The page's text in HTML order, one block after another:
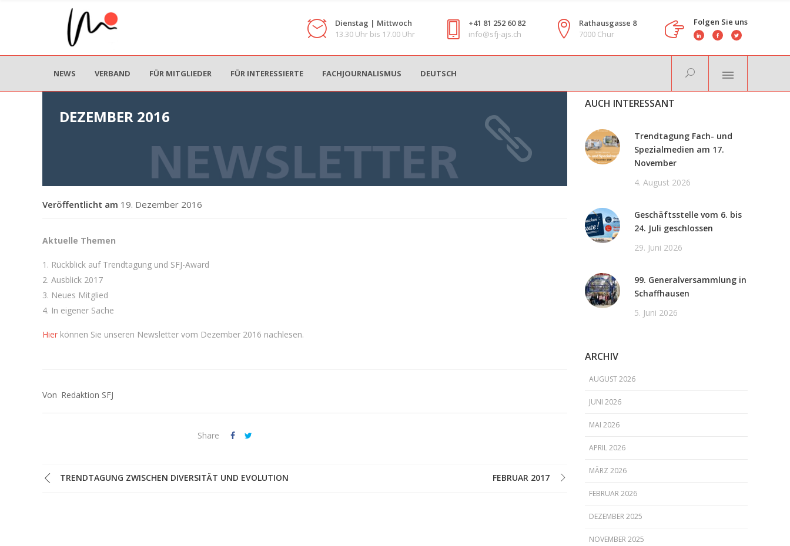
Dienstag | Mittwoch
13.30 Uhr bis 17.00 Uhr
+41 81 252 60 82
info@sfj-ajs.ch
Rathausgasse 8
7000 Chur
Folgen Sie uns
NEWS VERBAND FÜR MITGLIEDER FÜR INTERESSIERTE FACHJOURNALISMUS DEUTSCH
DEZEMBER 2016
19. Dezember 2016
Aktuelle Themen
Rückblick auf Trendtagung und SFJ-Award
Ausblick 2017
Neues Mitglied
In eigener Sache
Hier können Sie unseren Newsletter vom Dezember 2016 nachlesen.
Redaktion SFJ
Share
TRENDTAGUNG ZWISCHEN DIVERSITÄT UND EVOLUTION FEBRUAR 2017
AUCH INTERESSANT
Trendtagung Fach- und
Spezialmedien am 17.
November
4. August 2026
Geschäftsstelle vom 6. bis
24. Juli geschlossen
29. Juni 2026
99. Generalversammlung in
Schaffhausen
5. Juni 2026
ARCHIV
AUGUST 2026
JUNI 2026
MAI 2026
APRIL 2026
MÄRZ 2026
FEBRUAR 2026
DEZEMBER 2025
NOVEMBER 2025